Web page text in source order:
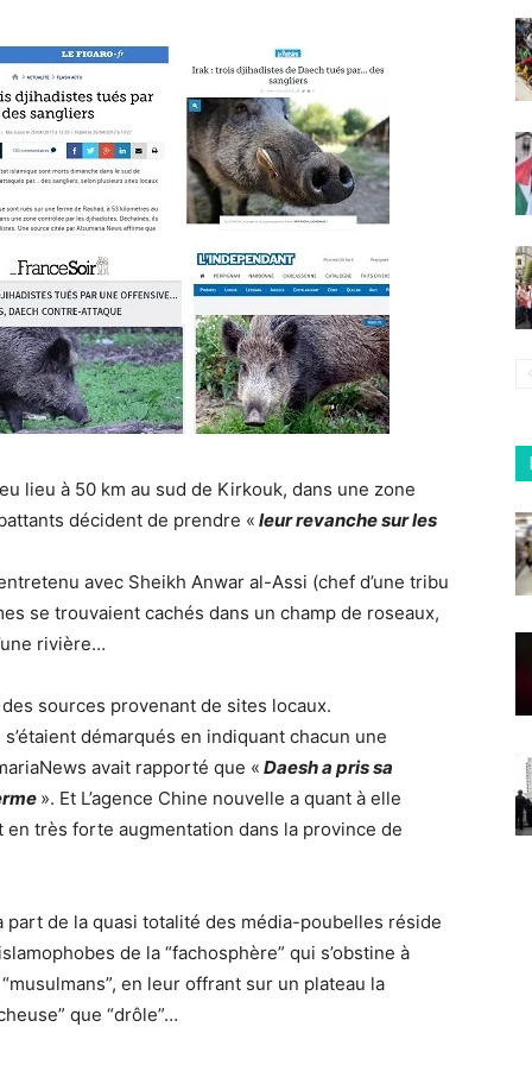
lieu à 50 km au sud de Kirkouk, dans une zone
décident de prendre « leur revanche sur les
avec Sheikh Anwar al-Assi (chef d’une tribu
se trouvaient cachés dans un champ de roseaux,
rivière…
sources provenant de sites locaux.
démarqués en indiquant chacun une
avait rapporté que « Daesh a pris sa
». Et L’agence Chine nouvelle a quant à elle
très forte augmentation dans la province de
de la quasi totalité des média-poubelles réside
de la “fachosphère” qui s’obstine à
en leur offrant sur un plateau la
que “drôle”…